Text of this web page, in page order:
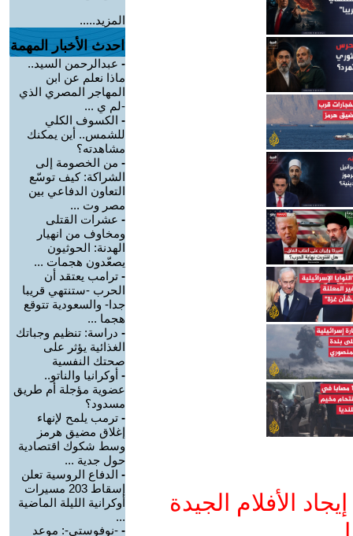
الأفلام الجيدة
المزيد.....
احدث الأخبار المهمة
- عبدالرحمن السيد..
ماذا نعلم عن ابن
المهاجر المصري الذي
-لم ي ...
- الكسوف الكلي
للشمس.. أين يمكنك
مشاهدته؟
- من الخصومة إلى
الشراكة: كيف توسّع
التعاون الدفاعي بين
مصر وت ...
- عشرات القتلى
ومخاوف من انهيار
الهدنة: الحوثيون
يصعّدون هجمات ...
- ترامب يعتقد أن
الحرب -ستنتهي قريبا
جدا- والسعودية تتوقع
هجما ...
- دراسة: تنظيم وجباتك
الغذائية يؤثر على
صحتك النفسية
- أوكرانيا والناتو..
عضوية مؤجلة أم طريق
مسدود؟
- ترمب يلمح لإنهاء
إغلاق مضيق هرمز
وسط شكوك اقتصادية
حول جدية ...
- الدفاع الروسية تعلن
إسقاط 203 مسيرات
أوكرانية الليلة الماضية
...
- -نوفوستي-: موعد